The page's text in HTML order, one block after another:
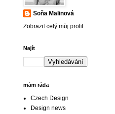
Soňa Malinová
Zobrazit celý můj profil
Najít
mám ráda
Czech Design
Design news